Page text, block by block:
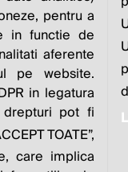
de
pentru a
in functie de
aferente
pe website.
in legatura
drepturi pot fi
TOATE”,
care implica